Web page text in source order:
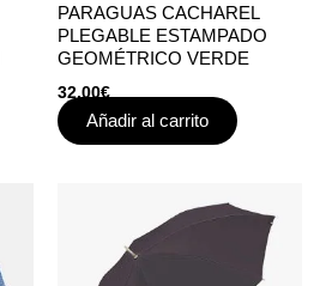
PARAGUAS CACHAREL
PLEGABLE ESTAMPADO
GEOMÉTRICO VERDE
32,00€
Añadir al carrito